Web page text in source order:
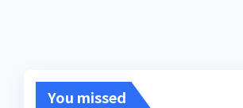
You missed